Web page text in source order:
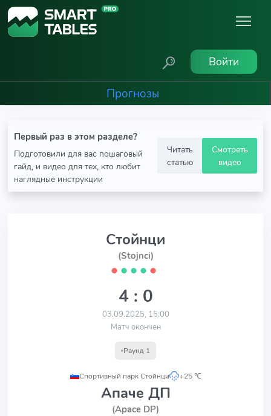
Войти
Прогнозы
Первый раз в этом разделе?
Подготовили для вас пошаговый
гайд, и видео для тех, кто любит
наглядные инструкции
Читать
статью
Смотреть
видео
Стойнци
(Stojnci)
⬤ ⬤ ⬤ ⬤ ⬤
4 : 0
03.09.2025, 15:00
Матч окончен
Раунд 1
Спортивный парк Стойнци
, +25 ℃
Апаче ДП
(Apace DP)